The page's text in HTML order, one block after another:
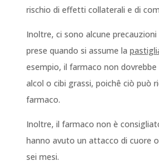
rischio di effetti collaterali e di
Inoltre, ci sono alcune
prese quando si assume la
esempio, il farmaco non
alcol o cibi grassi, poichê ciò può
farmaco.
Inoltre, il farmaco non è
hanno avuto un attacco di cuore
sei mesi.